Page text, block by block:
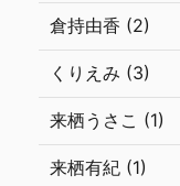
倉持由香 (2)
くりえみ (3)
来栖うさこ (1)
来栖有紀 (1)